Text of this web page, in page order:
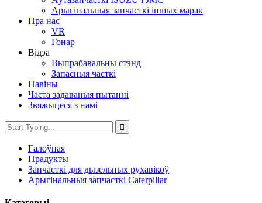
Арыгінальныя запчасткі іншых марак
Пра нас
VR
Гонар
Відэа
Выпрабавальны стэнд
Запасныя часткі
Навіны
Часта задаваныя пытанні
Звяжыцеся з намі
Галоўная
Прадукты
Запчасткі для дызельных рухавікоў
Арыгінальныя запчасткі Caterpillar